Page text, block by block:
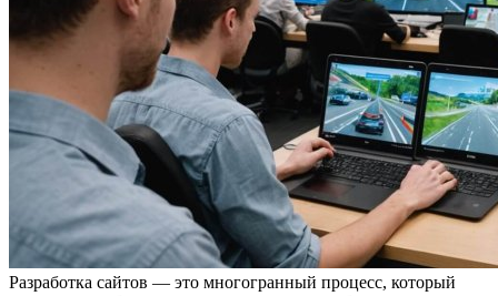
Разработка сайтов — это многогранный процесс, который